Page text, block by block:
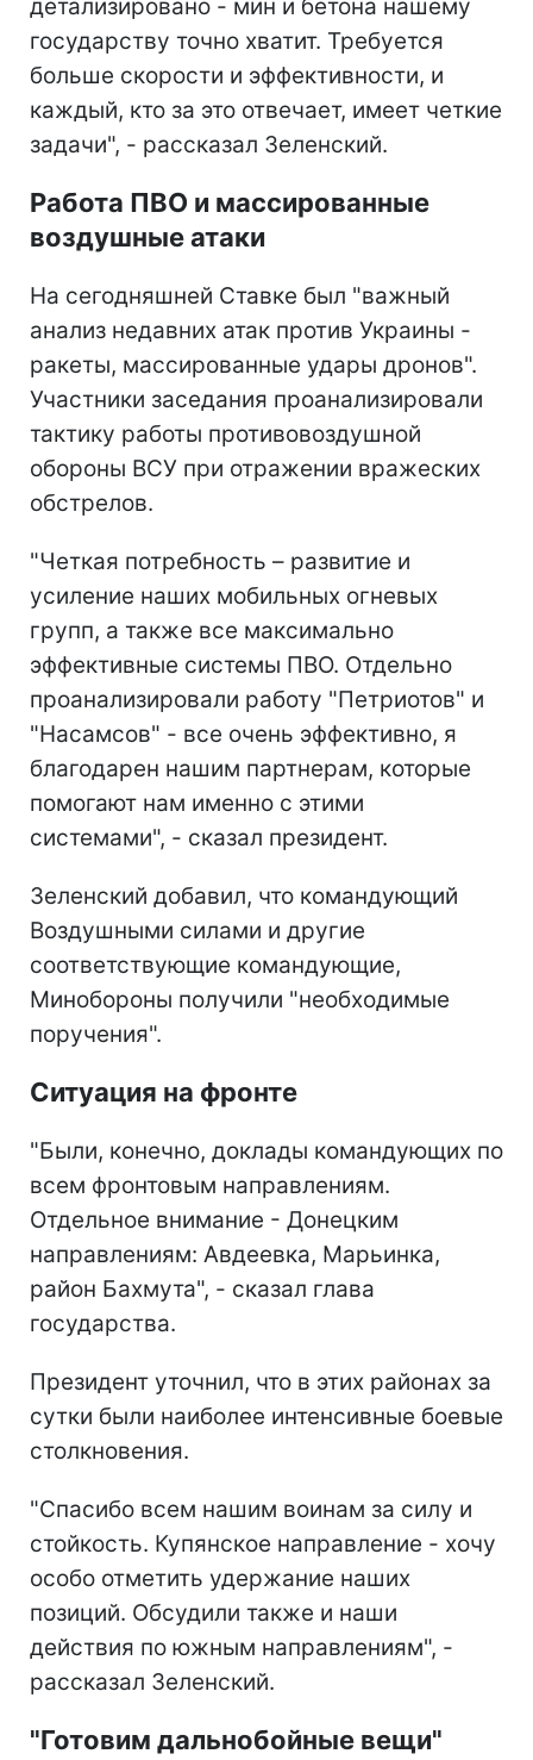
детализировано - мин и бетона нашему
государству точно хватит. Требуется
больше скорости и эффективности, и
каждый, кто за это отвечает, имеет четкие
задачи", - рассказал Зеленский.
Работа ПВО и массированные
воздушные атаки
На сегодняшней Ставке был "важный
анализ недавних атак против Украины -
ракеты, массированные удары дронов".
Участники заседания проанализировали
тактику работы противовоздушной
обороны ВСУ при отражении вражеских
обстрелов.
"Четкая потребность – развитие и
усиление наших мобильных огневых
групп, а также все максимально
эффективные системы ПВО. Отдельно
проанализировали работу "Петриотов" и
"Насамсов" - все очень эффективно, я
благодарен нашим партнерам, которые
помогают нам именно с этими
системами", - сказал президент.
Зеленский добавил, что командующий
Воздушными силами и другие
соответствующие командующие,
Минобороны получили "необходимые
поручения".
Ситуация на фронте
"Были, конечно, доклады командующих по
всем фронтовым направлениям.
Отдельное внимание - Донецким
направлениям: Авдеевка, Марьинка,
район Бахмута", - сказал глава
государства.
Президент уточнил, что в этих районах за
сутки были наиболее интенсивные боевые
столкновения.
"Спасибо всем нашим воинам за силу и
стойкость. Купянское направление - хочу
особо отметить удержание наших
позиций. Обсудили также и наши
действия по южным направлениям", -
рассказал Зеленский.
"Готовим дальнобойные вещи"